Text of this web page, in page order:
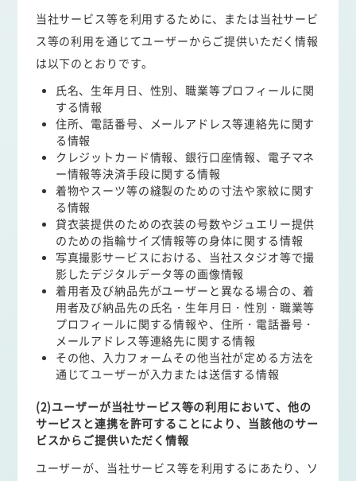
当社サービス等を利用するために、または当社サービ
ス等の利用を通じてユーザーからご提供いただく情報
は以下のとおりです。
氏名、生年月日、性別、職業等プロフィールに関
する情報
住所、電話番号、メールアドレス等連絡先に関す
る情報
クレジットカード情報、銀行口座情報、電子マネ
ー情報等決済手段に関する情報
着物やスーツ等の縫製のための寸法や家紋に関す
る情報
貸衣装提供のための衣装の号数やジュエリー提供
のための指輪サイズ情報等の身体に関する情報
写真撮影サービスにおける、当社スタジオ等で撮
影したデジタルデータ等の画像情報
着用者及び納品先がユーザーと異なる場合の、着
用者及び納品先の氏名・生年月日・性別・職業等
プロフィールに関する情報や、住所・電話番号・
メールアドレス等連絡先に関する情報
その他、入力フォームその他当社が定める方法を
通じてユーザーが入力または送信する情報
(2)ユーザーが当社サービス等の利用において、他の
サービスと連携を許可することにより、当該他のサー
ビスからご提供いただく情報
ユーザーが、当社サービス等を利用するにあたり、ソ